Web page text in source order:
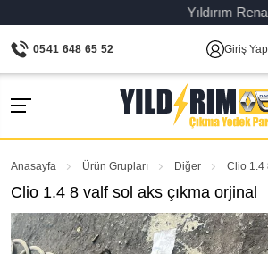
Yıldırım
0541 648 65 52 Giriş
Anasayfa Ürün Grupları Diğer Clio 1.4
Clio 1.4 8 valf sol aks çıkma orjinal